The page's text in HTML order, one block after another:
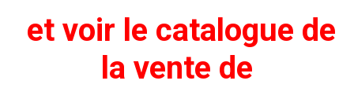
et voir le catalogue de
la vente de